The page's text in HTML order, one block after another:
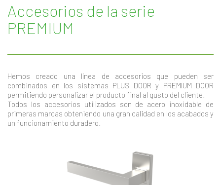
Accesorios de la serie
PREMIUM
Hemos creado una línea de accesorios que pueden ser
combinados en los sistemas PLUS DOOR y PREMIUM DOOR
permitiendo personalizar el producto final al gusto del cliente.
Todos los accesorios utilizados son de acero inoxidable de
primeras marcas obteniendo una gran calidad en los acabados y
un funcionamiento duradero.